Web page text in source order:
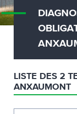
LISTE DES 2
ANXAUMONT